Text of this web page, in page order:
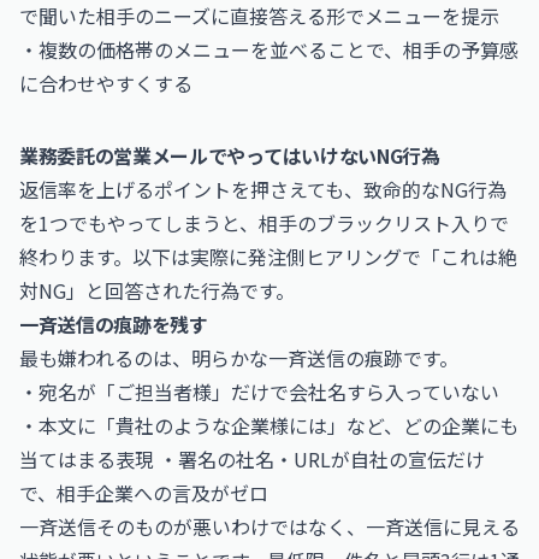
で聞いた相手のニーズに直接答える形でメニューを提示
・複数の価格帯のメニューを並べることで、相手の予算感
に合わせやすくする
業務委託の営業メールでやってはいけないNG行為
返信率を上げるポイントを押さえても、致命的なNG行為
を1つでもやってしまうと、相手のブラックリスト入りで
終わります。以下は実際に発注側ヒアリングで「これは絶
対NG」と回答された行為です。
一斉送信の痕跡を残す
最も嫌われるのは、明らかな一斉送信の痕跡です。
・宛名が「ご担当者様」だけで会社名すら入っていない
・本文に「貴社のような企業様には」など、どの企業にも
当てはまる表現 ・署名の社名・URLが自社の宣伝だけ
で、相手企業への言及がゼロ
一斉送信そのものが悪いわけではなく、一斉送信に見える